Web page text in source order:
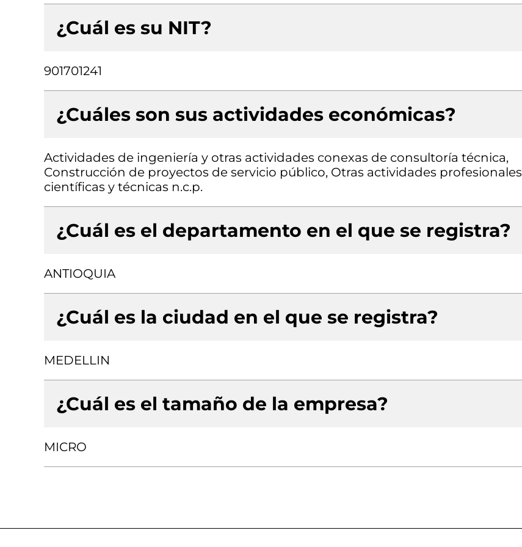
¿Cuál es su NIT?
901701241
¿Cuáles son sus actividades económicas?
Actividades de ingeniería y otras actividades conexas de consultoría técnica,
Construcción de proyectos de servicio público, Otras actividades profesionales
científicas y técnicas n.c.p.
¿Cuál es el departamento en el que se registra?
ANTIOQUIA
¿Cuál es la ciudad en el que se registra?
MEDELLIN
¿Cuál es el tamaño de la empresa?
MICRO